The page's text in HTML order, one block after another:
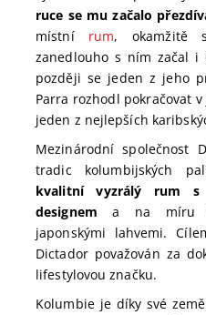
ruce se mu začalo
místní rum, okamžitě
zanedlouho s ním začal i
později se jeden z jeho
Parra rozhodl pokračovat
jeden z nejlepších
Mezinárodní společnost
tradic kolumbijských
kvalitní vyzrálý rum s
designem a na míru
japonskými lahvemi.
Dictador považován za
lifestylovou značku.
Kolumbie je díky své